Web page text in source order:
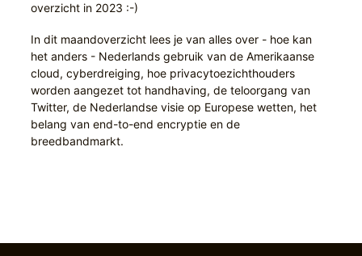
overzicht in 2023 :-)
In dit maandoverzicht lees je van alles over - hoe kan
het anders - Nederlands gebruik van de Amerikaanse
cloud, cyberdreiging, hoe privacytoezichthouders
worden aangezet tot handhaving, de teloorgang van
Twitter, de Nederlandse visie op Europese wetten, het
belang van end-to-end encryptie en de
breedbandmarkt.